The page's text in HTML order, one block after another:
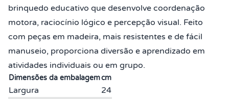
brinquedo educativo que desenvolve coordenação
motora, raciocínio lógico e percepção visual. Feito
com peças em madeira, mais resistentes e de fácil
manuseio, proporciona diversão e aprendizado em
atividades individuais ou em grupo.
Dimensões da embalagemcm
Largura
24